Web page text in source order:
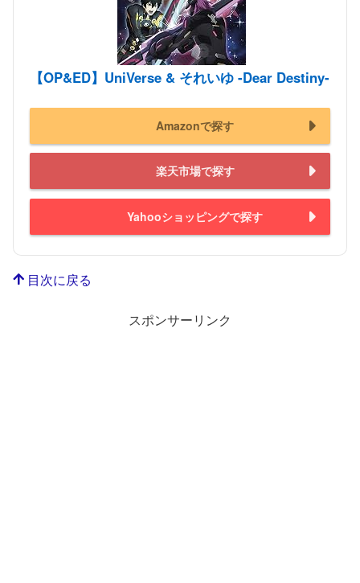
【OP&ED】UniVerse & それいゆ -Dear Destiny-
Amazonで探す
楽天市場で探す
Yahooショッピングで探す
目次に戻る
スポンサーリンク